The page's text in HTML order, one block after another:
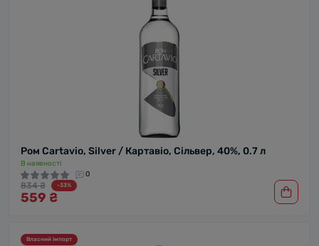
Ром Cartavio, Silver / Картавіо, Сільвер, 40%, 0.7 л
В наявності
0
834 ₴ -33%
559 ₴
Власний імпорт